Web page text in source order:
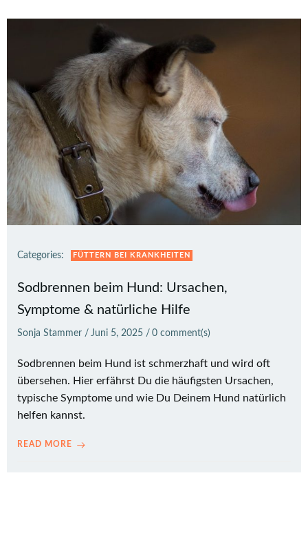
Categories: FÜTTERN BEI KRANKHEITEN
Sodbrennen beim Hund: Ursachen,
Symptome & natürliche Hilfe
Sonja Stammer / Juni 5, 2025 / 0 comment(s)
Sodbrennen beim Hund ist schmerzhaft und wird oft
übersehen. Hier erfährst Du die häufigsten Ursachen,
typische Symptome und wie Du Deinem Hund natürlich
helfen kannst.
READ MORE